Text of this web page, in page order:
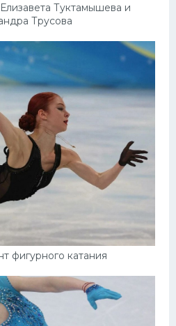
Туктамышева и
Трусова
фигурного катания